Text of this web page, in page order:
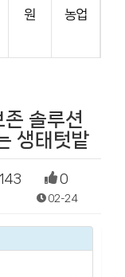
원
농업
솔루션
생태텃밭
0
02-24